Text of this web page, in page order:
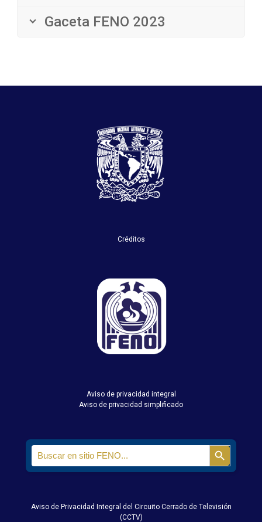
Gaceta FENO 2023
Créditos
Aviso de privacidad integral
Aviso de privacidad simplificado
Search
for:
Search
Aviso de Privacidad Integral del Circuito Cerrado de Televisión
(CCTV)